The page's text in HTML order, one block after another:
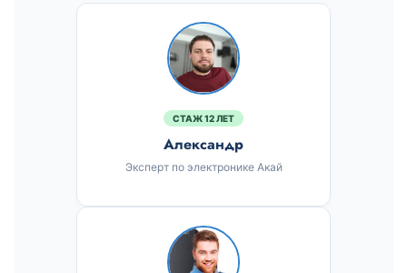
СТАЖ 12 ЛЕТ
Александр
Эксперт по электронике Акай